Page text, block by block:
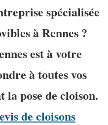
spécialisée
à Rennes ?
est à votre
à toutes vos
la pose de cloison.
de cloisons